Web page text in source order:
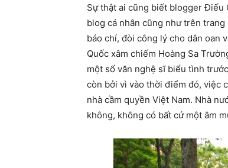
Sự thật ai cũng biết blogger Điếu
blog cá nhân cũng như trên
báo chí, đòi công lý cho dân oan
Quốc xâm chiếm Hoàng Sa
một số văn nghệ sĩ biểu tình
còn bởi vì vào thời điểm đó, việc
nhà cầm quyền Việt Nam. Nhà
không, không có bất cứ một âm